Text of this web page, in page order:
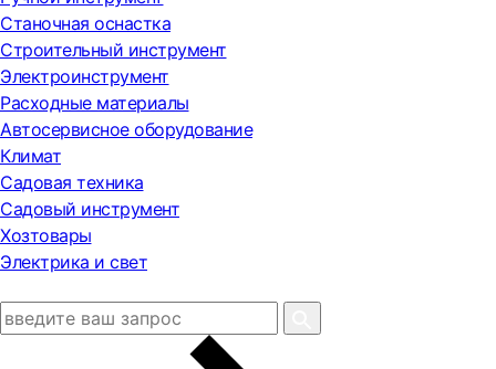
Станочная оснастка
Строительный инструмент
Электроинструмент
Расходные материалы
Автосервисное оборудование
Климат
Садовая техника
Садовый инструмент
Хозтовары
Электрика и свет